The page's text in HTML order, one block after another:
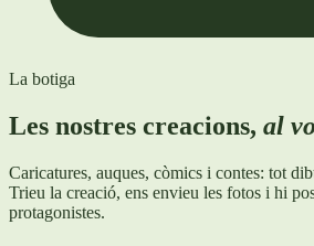
La botiga
Les nostres creacions, al
Caricatures, auques, còmics i contes: tot
Trieu la creació, ens envieu les fotos i hi
protagonistes.